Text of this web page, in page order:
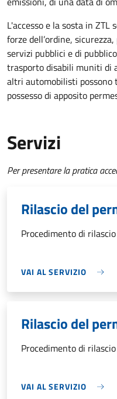
L'accesso e la sosta in ZTL
forze dell’ordine,
servizi pubblici e di
trasporto disabili muniti di
altri automobilisti possono
possesso di apposito
Servizi
Per presentare la pratica
Rilascio del
Procedimento di
VAI AL SERVIZIO
Rilascio del
Procedimento di
VAI AL SERVIZIO